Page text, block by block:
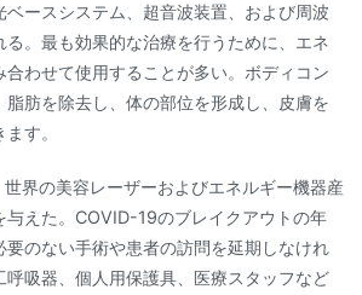
ースシステム、超音波装置、および周波
。最も効果的な治療を行うために、エネ
合わせて使用することが多い。ボディコン
脂肪を除去し、体の部位を形成し、皮膚を
す。
界の美容レーザーおよびエネルギー機器産
与えた。COVID-19のブレイクアウトの年
要のない手術や患者の訪問を延期しなけれ
呼吸器、個人用保護具、医療スタッフなど